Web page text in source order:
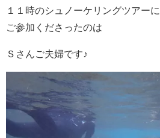
１１時のシュノーケリングツアーに
ご参加くださったのは
Ｓさんご夫婦です♪